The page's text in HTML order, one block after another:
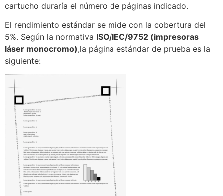
cartucho duraría el número de páginas indicado.
El rendimiento estándar se mide con la cobertura del
5%. Según la normativa ISO/IEC/9752 (impresoras
láser monocromo),la página estándar de prueba es la
siguiente: